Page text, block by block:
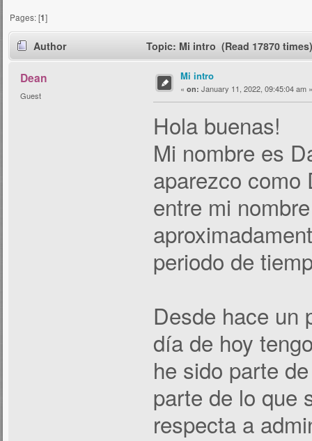
Pages: [1]
Author Topic: Mi intro (Read 17870
Dean
Guest
Mi intro
« on: January 11, 2022, 09:45:04 am »
Hola buenas!
Mi nombre es
aparezco como
entre mi
periodo de
Desde hace un
día de hoy
he sido parte
parte de lo que
respecta a